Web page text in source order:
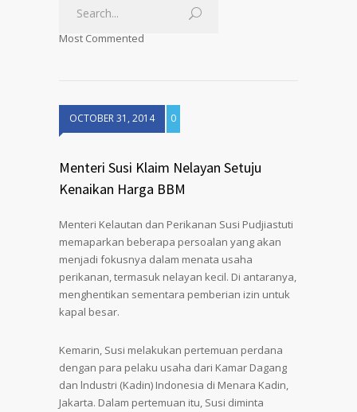
Most Commented
OCTOBER 31, 2014 0
Menteri Susi Klaim Nelayan Setuju
Kenaikan Harga BBM
Menteri Kelautan dan Perikanan Susi Pudjiastuti
memaparkan beberapa persoalan yang akan
menjadi fokusnya dalam menata usaha
perikanan, termasuk nelayan kecil. Di antaranya,
menghentikan sementara pemberian izin untuk
kapal besar.
Kemarin, Susi melakukan pertemuan perdana
dengan para pelaku usaha dari Kamar Dagang
dan lndustri (Kadin) Indonesia di Menara Kadin,
Jakarta. Dalam pertemuan itu, Susi diminta